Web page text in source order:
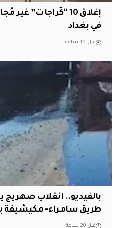
إغلاق 10 “كَراجات”
في بغداد
قبل 19 ساعة
بالفيديو.. انقلاب صهريج
طريق سامراء- مكيشيفة
قبل 20 ساعة